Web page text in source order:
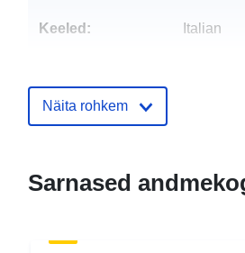
Keeled: Italian
Näita rohkem
Sarnased